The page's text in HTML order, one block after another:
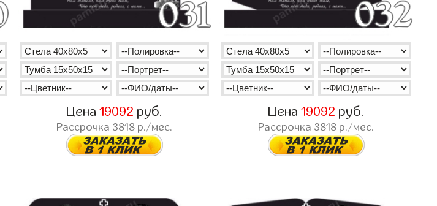
Цена19092 руб.
Рассрочка 3818 р./мес.
Цена19092 руб.
Рассрочка 3818 р./мес.